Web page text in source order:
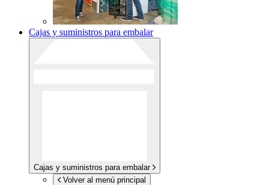
Cajas y suministros para embalar
Cajas y suministros para embalar
Volver al menú principal